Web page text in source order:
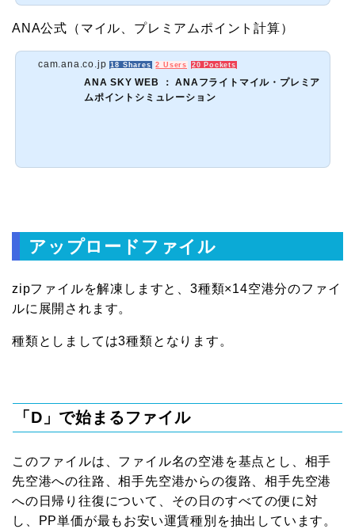
ANA公式（マイル、プレミアムポイント計算）
cam.ana.co.jp 18 Shares 2 Users 20 Pockets
ANA SKY WEB ： ANAフライトマイル・プレミア
ムポイントシミュレーション
アップロードファイル
zipファイルを解凍しますと、3種類×14空港分のファイ
ルに展開されます。
種類としましては3種類となります。
「D」で始まるファイル
このファイルは、ファイル名の空港を基点とし、相手
先空港への往路、相手先空港からの復路、相手先空港
への日帰り往復について、その日のすべての便に対
し、PP単価が最もお安い運賃種別を抽出しています。